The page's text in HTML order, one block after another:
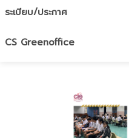
ระเบียบ/ประกาศ
CS Greenoffice